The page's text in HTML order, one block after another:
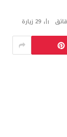
29 زيارة